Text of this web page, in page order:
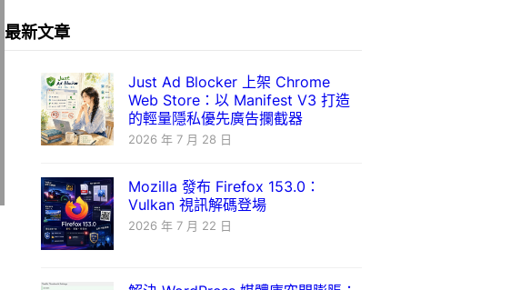
最新文章
Just Ad Blocker 上架 Chrome
Web Store：以 Manifest V3 打造
的輕量隱私優先廣告攔截器
2026 年 7 月 28 日
Mozilla 發布 Firefox 153.0：
Vulkan 視訊解碼登場
2026 年 7 月 22 日